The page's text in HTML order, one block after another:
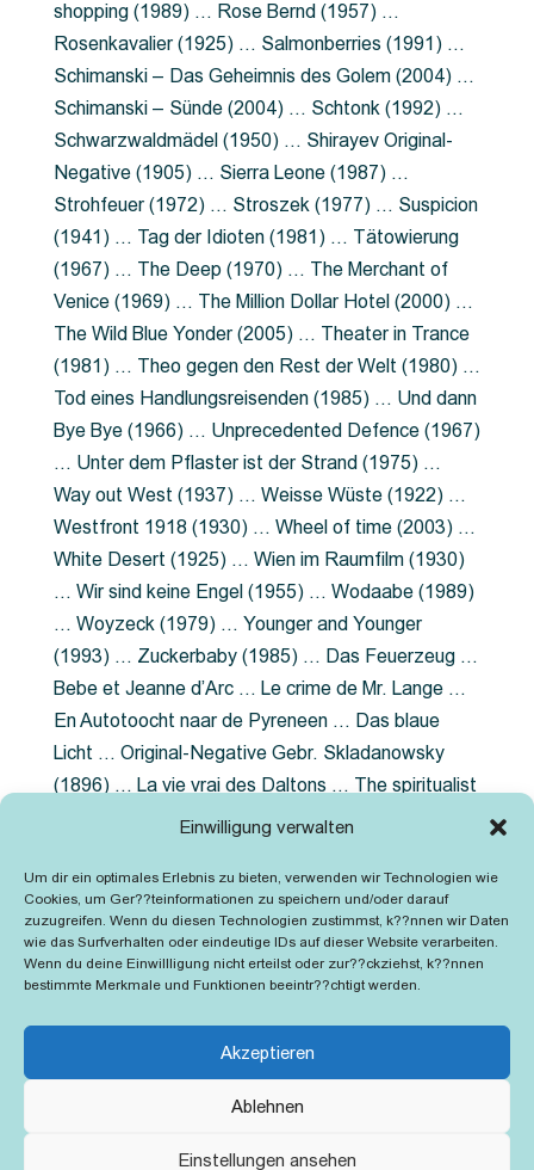
Einwilligung verwalten
Um dir ein optimales Erlebnis zu bieten, verwenden wir Technologien wie
Cookies, um Ger??teinformationen zu speichern und/oder darauf
zuzugreifen. Wenn du diesen Technologien zustimmst, k??nnen wir Daten
wie das Surfverhalten oder eindeutige IDs auf dieser Website verarbeiten.
Wenn du deine Einwillligung nicht erteilst oder zur??ckziehst, k??nnen
bestimmte Merkmale und Funktionen beeintr??chtigt werden.
Akzeptieren
Ablehnen
Einstellungen ansehen
shopping (1989) … Rose Bernd (1957) …
Rosenkavalier (1925) … Salmonberries (1991) …
Schimanski – Das Geheimnis des Golem (2004) …
Schimanski – Sünde (2004) … Schtonk (1992) …
Schwarzwaldmädel (1950) … Shirayev Original-
Negative (1905) … Sierra Leone (1987) …
Strohfeuer (1972) … Stroszek (1977) … Suspicion
(1941) … Tag der Idioten (1981) … Tätowierung
(1967) … The Deep (1970) … The Merchant of
Venice (1969) … The Million Dollar Hotel (2000) …
The Wild Blue Yonder (2005) … Theater in Trance
(1981) … Theo gegen den Rest der Welt (1980) …
Tod eines Handlungsreisenden (1985) … Und dann
Bye Bye (1966) … Unprecedented Defence (1967)
… Unter dem Pflaster ist der Strand (1975) …
Way out West (1937) … Weisse Wüste (1922) …
Westfront 1918 (1930) … Wheel of time (2003) …
White Desert (1925) … Wien im Raumfilm (1930)
… Wir sind keine Engel (1955) … Wodaabe (1989)
… Woyzeck (1979) … Younger and Younger
(1993) … Zuckerbaby (1985) … Das Feuerzeug …
Bebe et Jeanne d’Arc … Le crime de Mr. Lange …
En Autotoocht naar de Pyreneen … Das blaue
Licht … Original-Negative Gebr. Skladanowsky
(1896) … La vie vrai des Daltons … The spiritualist
photographer … Feuer im Fjord … The Song of the
Grubenlampe … Tolstoy … Grün ist die Heide …
Lady Hamilton … Mütter verzaget nicht …
Ruttmann Werbefilme